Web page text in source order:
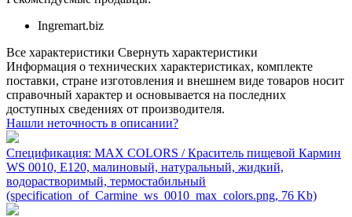
Ingremart.biz
Все характеристики Свернуть характеристики
Информация о технических характеристиках, комплекте
поставки, стране изготовления и внешнем виде товаров носит
справочный характер и основывается на последних
доступных сведениях от производителя.
Нашли неточность в описании?
Спецификация: MAX COLORS / Краситель пищевой Кармин
WS 0010, Е120, малиновый, натуральный, жидкий,
водорастворимый, термостабильный
(specification_of_Carmine_ws_0010_max_colors.png, 76 Kb)